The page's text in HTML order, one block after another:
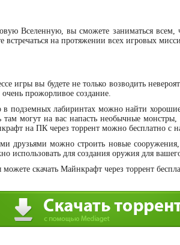
Вселенную, вы сможете заниматься всем,
встречаться на протяжении всех игровых
игры вы будете не только возводить
очень прожорливое создание.
подземных лабиринтах можно найти
там могут на вас напасть необычные
на ПК через торрент можно бесплатно с
друзьями можно строить новые
использовать для создания оружия для
скачать Майнкрафт через торрент